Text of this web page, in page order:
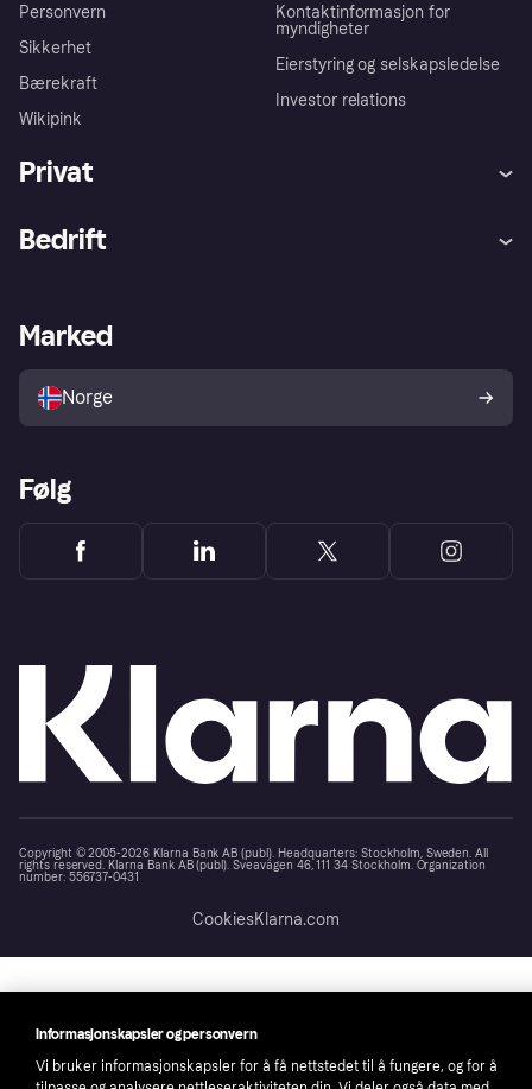
Personvern
Sikkerhet
Bærekraft
Wikipink
Kontaktinformasjon for
myndigheter
Eierstyring og selskapsledelse
Investor relations
Privat
Utforsk butikker
Bedrift
Merchant portal
Marked
Norge
Følg
Copyright © 2005-2026 Klarna Bank AB (publ). Headquarters: Stockholm, Sweden. All
rights reserved. Klarna Bank AB (publ). Sveavägen 46, 111 34 Stockholm. Organization
number: 556737-0431
CookiesKlarna.com
Informasjonskapsler og personvern
Vi bruker informasjonskapsler for å få nettstedet til å fungere, og for å